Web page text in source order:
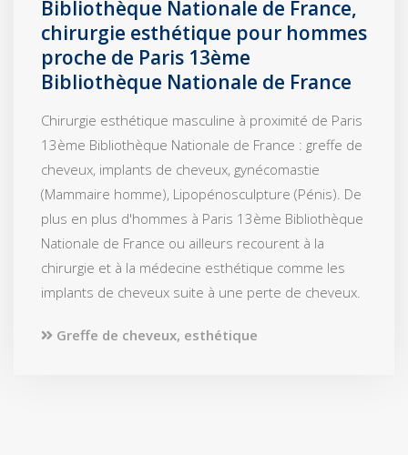
Bibliothèque Nationale de France,
chirurgie esthétique pour hommes
proche de Paris 13ème
Bibliothèque Nationale de France
Chirurgie esthétique masculine à proximité de Paris
13ème Bibliothèque Nationale de France : greffe de
cheveux, implants de cheveux, gynécomastie
(Mammaire homme), Lipopénosculpture (Pénis). De
plus en plus d'hommes à Paris 13ème Bibliothèque
Nationale de France ou ailleurs recourent à la
chirurgie et à la médecine esthétique comme les
implants de cheveux suite à une perte de cheveux.
Greffe de cheveux, esthétique